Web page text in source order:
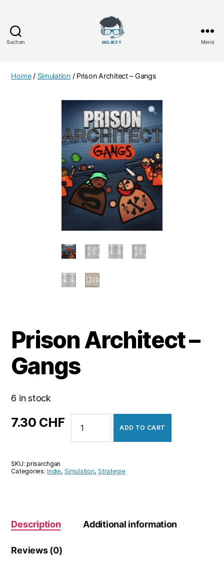
Suchen Menü
Home/ Simulation/ Prison Architect – Gangs
Prison Architect –
Gangs
6 in stock
7.30 CHF
Architect
-
quantity
ADD TO CART
SKU:prisarchgan
Categories:Indie,Simulation,Strategie
Description Additional information
Reviews (0)